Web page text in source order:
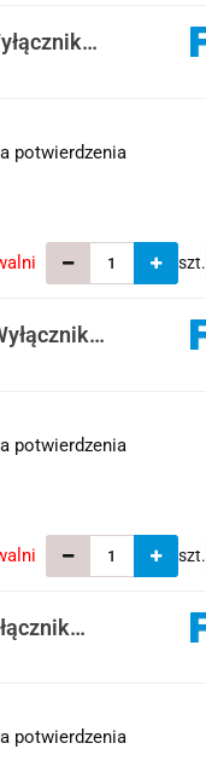
potwierdzenia
szt.
potwierdzenia
szt.
potwierdzenia